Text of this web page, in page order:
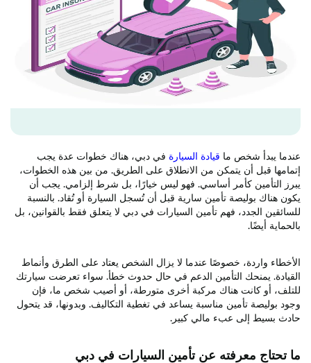
عندما يبدأ شخص ما قيادة السيارة في دبي، هناك خطوات عدة يجب
إتمامها قبل أن يتمكن من الانطلاق على الطريق. من بين هذه الخطوات،
يبرز التأمين كأمر أساسي. فهو ليس خيارًا، بل شرط إلزامي. يجب أن
يكون هناك بوليصة تأمين سارية قبل أن تُسجل السيارة أو تُقاد. بالنسبة
للسائقين الجدد، فهم تأمين السيارات في دبي لا يتعلق فقط بالقوانين، بل
بالحماية أيضًا.
الأخطاء واردة، خصوصًا عندما لا يزال الشخص يعتاد على الطرق وأنماط
القيادة. يمنحك التأمين الدعم في حال حدوث خطأ. سواء تعرضت سيارتك
للتلف، أو كانت هناك مركبة أخرى متورطة، أو أصيب شخص ما، فإن
وجود بوليصة تأمين مناسبة يساعد في تغطية التكاليف. وبدونها، قد يتحول
حادث بسيط إلى عبء مالي كبير.
ما تحتاج معرفته عن تأمين السيارات في دبي